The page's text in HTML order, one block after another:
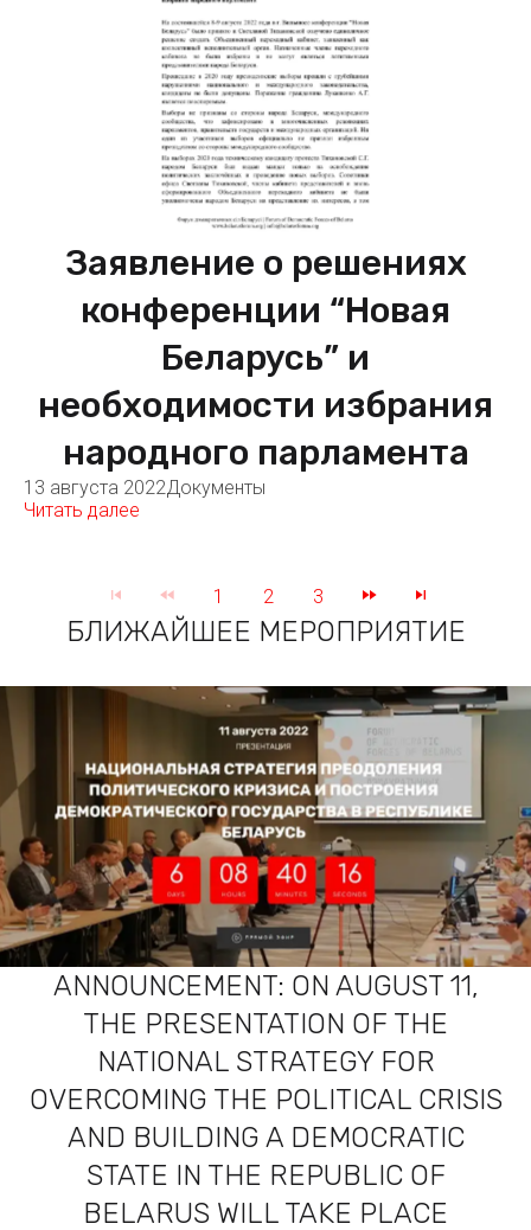
Заявление о решениях
конференции “Новая
Беларусь” и
необходимости избрания
народного парламента
13 августа 2022Документы
Читать далее
1 2 3
БЛИЖАЙШЕЕ МЕРОПРИЯТИЕ
ANNOUNCEMENT: ON AUGUST 11,
THE PRESENTATION OF THE
NATIONAL STRATEGY FOR
OVERCOMING THE POLITICAL CRISIS
AND BUILDING A DEMOCRATIC
STATE IN THE REPUBLIC OF
BELARUS WILL TAKE PLACE